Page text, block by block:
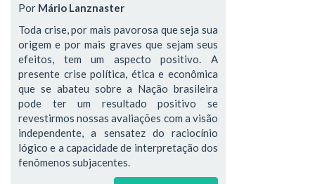
Por Mário Lanznaster
Toda crise, por mais pavorosa que seja sua
origem e por mais graves que sejam seus
efeitos, tem um aspecto positivo. A
presente crise política, ética e econômica
que se abateu sobre a Nação brasileira
pode ter um resultado positivo se
revestirmos nossas avaliações com a visão
independente, a sensatez do raciocínio
lógico e a capacidade de interpretação dos
fenômenos subjacentes.